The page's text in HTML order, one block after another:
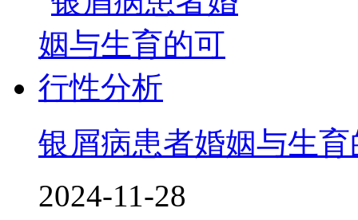
银屑病患者婚姻与生
2024-11-28